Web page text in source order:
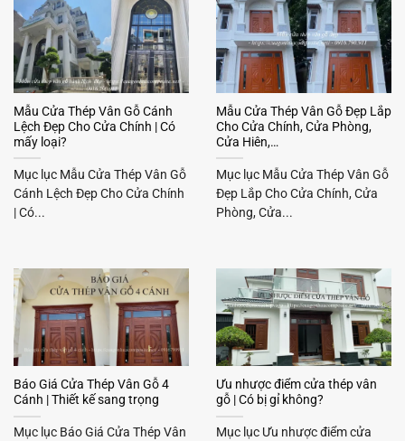
Mẫu Cửa Thép Vân Gỗ Cánh
Lệch Đẹp Cho Cửa Chính | Có
mấy loại?
Mục lục Mẫu Cửa Thép Vân Gỗ
Cánh Lệch Đẹp Cho Cửa Chính
| Có...
Mẫu Cửa Thép Vân Gỗ Đẹp Lắp
Cho Cửa Chính, Cửa Phòng,
Cửa Hiên,…
Mục lục Mẫu Cửa Thép Vân Gỗ
Đẹp Lắp Cho Cửa Chính, Cửa
Phòng, Cửa...
Báo Giá Cửa Thép Vân Gỗ 4
Cánh | Thiết kế sang trọng
Mục lục Báo Giá Cửa Thép Vân
Ưu nhược điểm cửa thép vân
gỗ | Có bị gỉ không?
Mục lục Ưu nhược điểm cửa